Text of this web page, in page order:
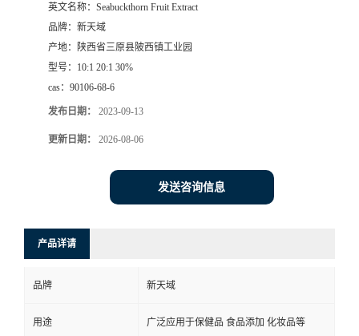
英文名称： Seabuckthorn Fruit Extract
品牌： 新天域
产地：
陕西省三原县陂西镇工业园
型号： 10:1 20:1 30%
cas： 90106-68-6
发布日期： 2023-09-13
更新日期： 2026-08-06
发送咨询信息
产品详请
品牌 新天域
用途 广泛应用于保健品 食品添加 化妆品等